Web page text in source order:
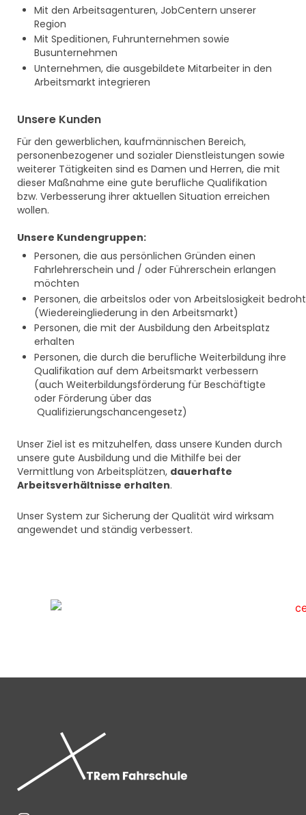
Mit den Arbeitsagenturen, JobCentern unserer
Region
Mit Speditionen, Fuhrunternehmen sowie
Busunternehmen
Unternehmen, die ausgebildete Mitarbeiter in den
Arbeitsmarkt integrieren
Unsere Kunden
Für den gewerblichen, kaufmännischen Bereich,
personenbezogener und sozialer Dienstleistungen sowie
weiterer Tätigkeiten sind es Damen und Herren, die mit
dieser Maßnahme eine gute berufliche Qualifikation
bzw. Verbesserung ihrer aktuellen Situation erreichen
wollen.
Unsere Kundengruppen:
Personen, die aus persönlichen Gründen einen
Fahrlehrerschein und / oder Führerschein erlangen
möchten
Personen, die arbeitslos oder von Arbeitslosigkeit
(Wiedereingliederung in den Arbeitsmarkt)
Personen, die mit der Ausbildung den Arbeitsplatz
erhalten
Personen, die durch die berufliche Weiterbildung ihre
Qualifikation auf dem Arbeitsmarkt verbessern
(auch Weiterbildungsförderung für Beschäftigte
oder Förderung über das
Qualifizierungschancengesetz)
Unser Ziel ist es mitzuhelfen, dass unsere Kunden durch
unsere gute Ausbildung und die Mithilfe bei der
Vermittlung von Arbeitsplätzen, dauerhafte
Arbeitsverhältnisse erhalten.
Unser System zur Sicherung der Qualität wird wirksam
angewendet und ständig verbessert.